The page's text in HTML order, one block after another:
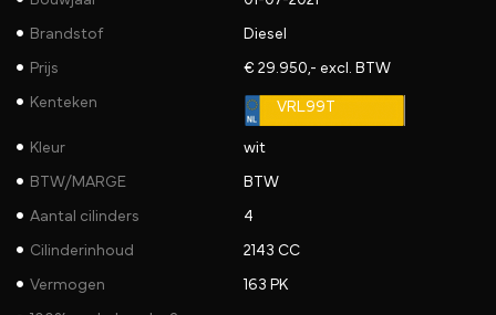
Brandstof Diesel
Prijs € 29.950,- excl. BTW
Kenteken VRL99T
Kleur wit
BTW/MARGE BTW
Aantal cilinders 4
Cilinderinhoud 2143 CC
Vermogen 163 PK